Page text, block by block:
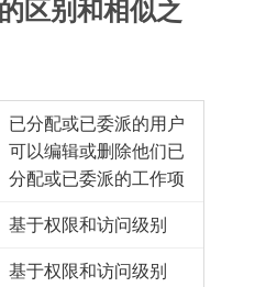
区别和相似之
已分配或已委派的用户
可以编辑或删除他们已
分配或已委派的工作项
基于权限和访问级别
基于权限和访问级别